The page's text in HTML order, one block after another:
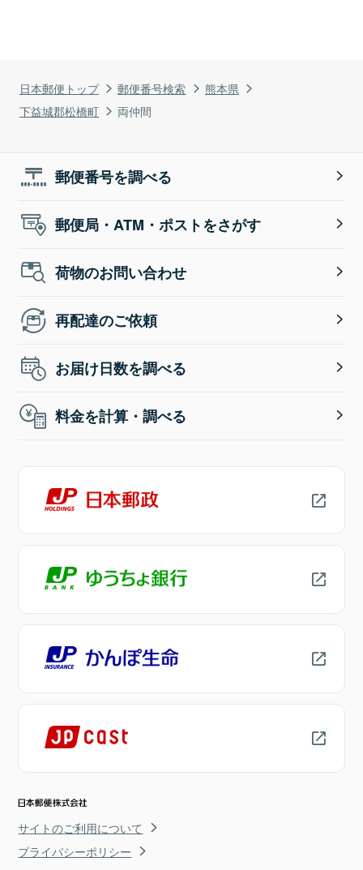
日本郵便トップ 郵便番号検索
熊本県
下益城郡松橋町
両仲間
郵便番号を調べる
郵便局・ATM・ポストをさがす
荷物のお問い合わせ
再配達のご依頼
お届け日数を調べる
料金を計算・調べる
サイトのご利用について
プライバシーポリシー